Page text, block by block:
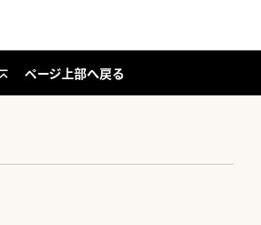
ページ上部へ戻る